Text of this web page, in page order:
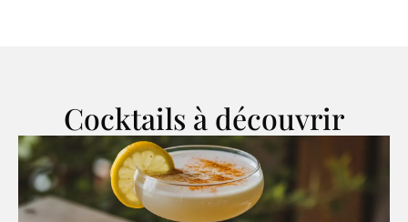
Cocktails à découvrir